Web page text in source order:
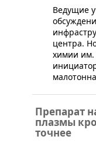
​Ведущие
центра.
химии им.
Препарат
плазмы
точнее